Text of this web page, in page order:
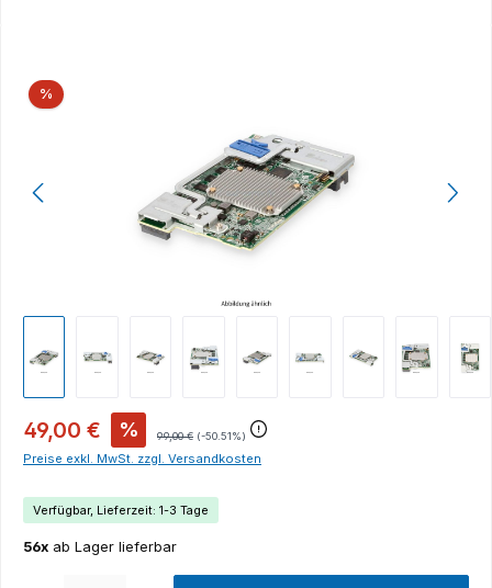
Bildergalerie überspringen
% Rabatt
49,00 € % 99,00 € (-50.51%)
Preise exkl. MwSt. zzgl. Versandkosten
Verfügbar, Lieferzeit: 1-3 Tage
56x ab Lager lieferbar